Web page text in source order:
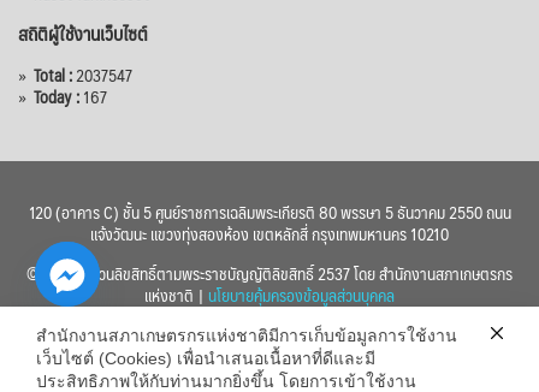
สถิติผู้ใช้งานเว็บไซต์
» Total :2037547
» Today :167
120 (อาคาร C) ชั้น 5 ศูนย์ราชการเฉลิมพระเกียรติ 80 พรรษา 5 ธันวาคม 2550 ถนน
แจ้งวัฒนะ แขวงทุ่งสองห้อง เขตหลักสี่ กรุงเทพมหานคร 10210
© 2560 สงวนลิขสิทธิ์ตามพระราชบัญญัติลิขสิทธิ์ 2537 โดย สำนักงานสภาเกษตรกร
แห่งชาติ | นโยบายคุ้มครองข้อมูลส่วนบุคคล
สำนักงานสภาเกษตรกรแห่งชาติมีการเก็บข้อมูลการใช้งาน
เว็บไซต์ (Cookies) เพื่อนำเสนอเนื้อหาที่ดีและมี
ประสิทธิภาพให้กับท่านมากยิ่งขึ้น โดยการเข้าใช้งาน